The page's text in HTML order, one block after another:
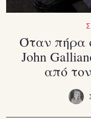
Όταν πήρα
John
από